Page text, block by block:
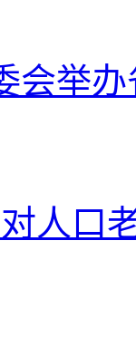
会举
人口